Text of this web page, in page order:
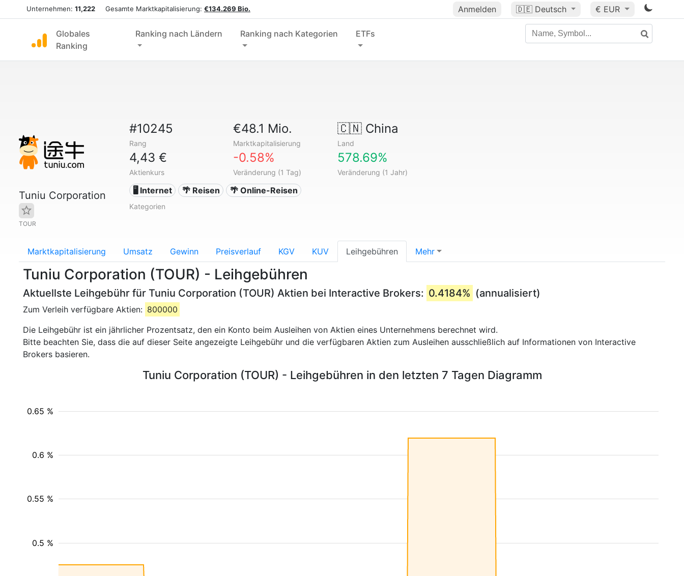
Unternehmen: 11,222 Gesamte Marktkapitalisierung: €134.269 Bio. Anmelden 🇩🇪 Deutsch € EUR
Globales
Ranking
Ranking nach Ländern Ranking nach Kategorien ETFs
Tuniu Corporation
TOUR
#10245
Rang
€48.1 Mio.
Marktkapitalisierung
🇨🇳China
Land
4,43 €
Aktienkurs
-0.58%
Veränderung (1 Tag)
578.69%
Veränderung (1 Jahr)
🖥️ Internet 🌴 Reisen 🌴 Online-Reisen
Kategorien
Marktkapitalisierung Umsatz Gewinn Preisverlauf KGV KUV Leihgebühren Mehr
Tuniu Corporation (TOUR) - Leihgebühren
Aktuellste Leihgebühr für Tuniu Corporation (TOUR) Aktien bei Interactive Brokers: 0.4184% (annualisiert)
Zum Verleih verfügbare Aktien: 800000
Die Leihgebühr ist ein jährlicher Prozentsatz, den ein Konto beim Ausleihen von Aktien eines Unternehmens berechnet wird.
Bitte beachten Sie, dass die auf dieser Seite angezeigte Leihgebühr und die verfügbaren Aktien zum Ausleihen ausschließlich auf Informationen von Interactive
Brokers basieren.
Tuniu Corporation (TOUR) - Leihgebühren in den letzten 7 Tagen Diagramm
0.5 %
0.55 %
0.6 %
0.65 %